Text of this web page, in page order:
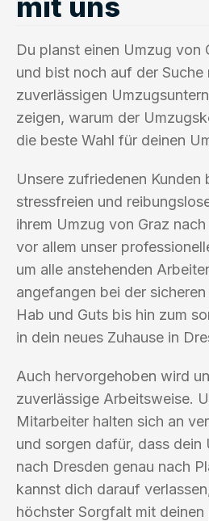
Du planst einen Umzug von
und bist noch auf der Suche
zuverlässigen
zeigen, warum der
die beste Wahl für deinen
Unsere zufriedenen Kunden
stressfreien und
ihrem Umzug von Graz
vor allem unser
um alle anstehenden
angefangen bei der
Hab und Guts bis hin zum
in dein neues Zuhause in
Auch hervorgehoben wird
zuverlässige Arbeitsweise.
Mitarbeiter halten sich an
und sorgen dafür, dass dein
nach Dresden genau nach
kannst dich darauf
höchster Sorgfalt mit deinen